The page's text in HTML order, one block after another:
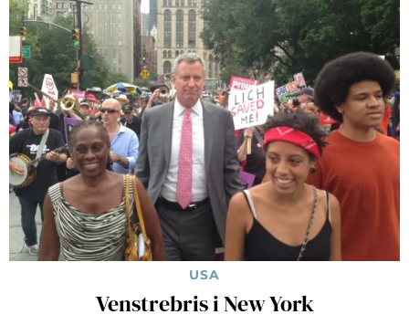
USA
Venstrebris i New York